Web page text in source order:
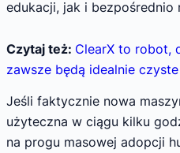
edukacji, jak i bezpośrednio
Czytaj też: ClearX to robot,
zawsze będą idealnie czyste
Jeśli faktycznie nowa
użyteczna w ciągu kilku
na progu masowej adopcji